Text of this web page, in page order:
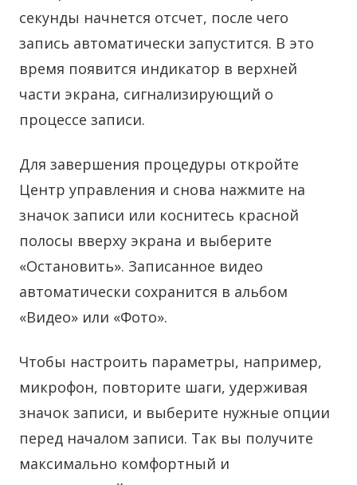
секунды начнется отсчет, после чего
запись автоматически запустится. В это
время появится индикатор в верхней
части экрана, сигнализирующий о
процессе записи.
Для завершения процедуры откройте
Центр управления и снова нажмите на
значок записи или коснитесь красной
полосы вверху экрана и выберите
«Остановить». Записанное видео
автоматически сохранится в альбом
«Видео» или «Фото».
Чтобы настроить параметры, например,
микрофон, повторите шаги, удерживая
значок записи, и выберите нужные опции
перед началом записи. Так вы получите
максимально комфортный и